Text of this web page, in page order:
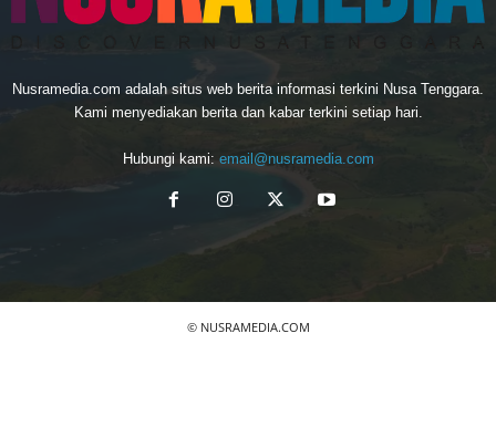
Nusramedia.com adalah situs web berita informasi terkini Nusa Tenggara.
Kami menyediakan berita dan kabar terkini setiap hari.
Hubungi kami: email@nusramedia.com
© NUSRAMEDIA.COM